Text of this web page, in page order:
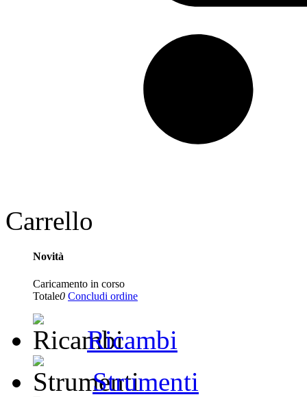
Carrello
Novità
Caricamento in corso
Totale0 Concludi ordine
Ricambi
Strumenti